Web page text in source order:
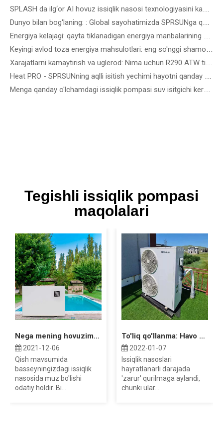
Tegishli issiqlik pompasi
maqolalari
Nega mening hovuzimdagi issiqlik nasosim muzlaydi?
2021-12-06
Qish mavsumida
basseyningizdagi issiqlik
nasosida muz bo'lishi
odatiy holdir. Bi...
To'liq qo'llanma: Havo manbai issiqlik nasosining narxi
2022-01-07
Issiqlik nasoslari
hayratlanarli darajada
'zarur' qurilmaga aylandi,
chunki ular...